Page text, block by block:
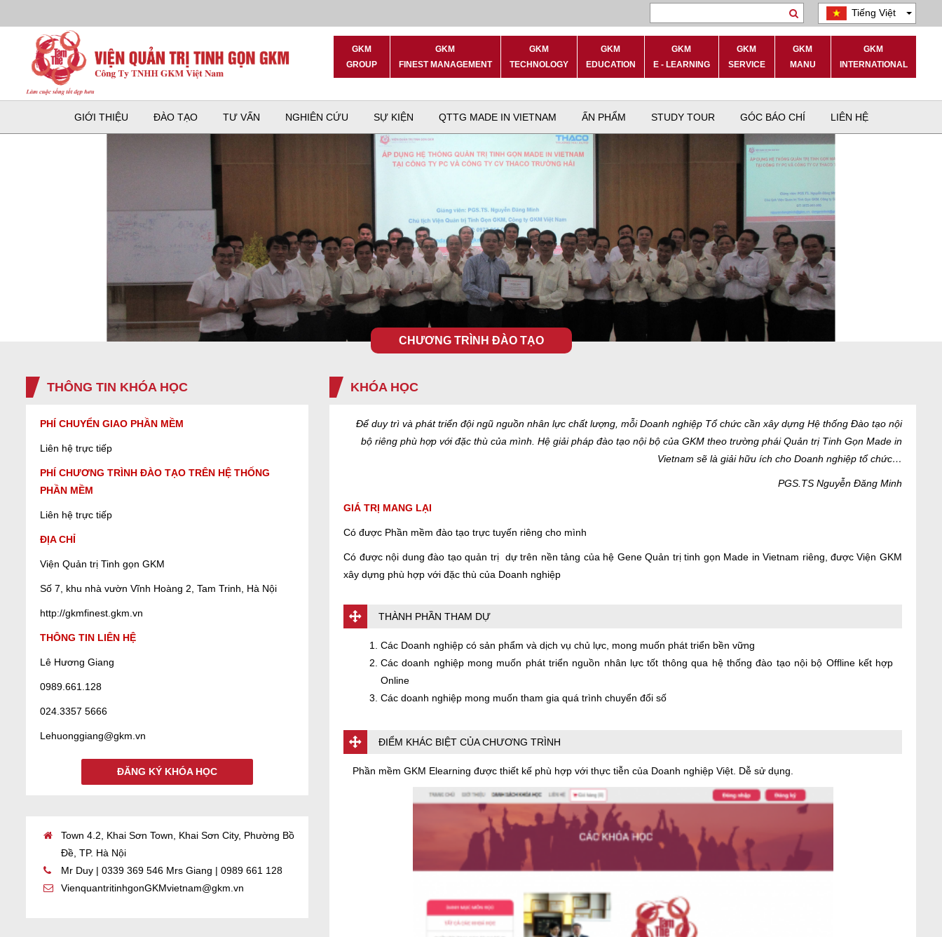
Tiếng Việt
GKM
GROUP
GKM
FINEST MANAGEMENT
GKM
TECHNOLOGY
GKM
EDUCATION
GKM
E - LEARNING
GKM
SERVICE
GKM
MANU
GKM
INTERNATIONAL
GIỚI THIỆU ĐÀO TẠO TƯ VẤN NGHIÊN CỨU SỰ KIỆN QTTG MADE IN VIETNAM ẤN PHẨM STUDY TOUR GÓC BÁO CHÍ LIÊN HỆ
CHƯƠNG TRÌNH ĐÀO TẠO
THÔNG TIN KHÓA HỌC
PHÍ CHUYỂN GIAO PHẦN MỀM
Liên hệ trực tiếp
PHÍ CHƯƠNG TRÌNH ĐÀO TẠO TRÊN HỆ THỐNG
PHẦN MỀM
Liên hệ trực tiếp
ĐỊA CHỈ
Viện Quản trị Tinh gọn GKM
Số 7, khu nhà vườn Vĩnh Hoàng 2, Tam Trinh, Hà Nội
http://gkmfinest.gkm.vn
THÔNG TIN LIÊN HỆ
Lê Hương Giang
0989.661.128
024.3357 5666
Lehuonggiang@gkm.vn
ĐĂNG KÝ KHÓA HỌC
Town 4.2, Khai Sơn Town, Khai Sơn City, Phường Bồ
Đề, TP. Hà Nội
Mr Duy | 0339 369 546 Mrs Giang | 0989 661 128
VienquantritinhgonGKMvietnam@gkm.vn
KHÓA HỌC
Để duy trì và phát triển đội ngũ nguồn nhân lực chất lượng, mỗi Doanh nghiệpTổchức cần xây dựngHệ thống Đào tạo nội
bộ riêng phù hợp với đặc thù của mình . Hệ giải pháp đào tạo nội bộ của GKM theo trường pháiQuản trị Tinh GọnMade in
Vietnam sẽ là giải hữu ích cho Doanh nghiệptổchức…
PGS.TS Nguyễn ĐăngMinh
GIÁ TRỊ MANG LẠI
Có được Phần mềm đào tạo trực tuyến riêng cho mình
Có được nội dung đào tạo quản trị dự trên nền tảng của hệ Gene Quản trị tinh gọn Made in Vietnam riêng, được Viện GKM
xây dựng phù hợp với đặc thù của Doanh nghiệp
THÀNH PHẦN THAM DỰ
Các Doanh nghiệp có sản phẩm và dịch vụ chủ lực, mong muốn phát triển bền vững
Các doanh nghiệp mong muốn phát triển nguồn nhân lực tốt thông qua hệ thống đào tạo nội bộ Offline kết hợp
Online
Các doanh nghiệp mong muốn tham gia quá trình chuyển đổi số
ĐIỂM KHÁC BIỆT CỦA CHƯƠNG TRÌNH
Phần mềm GKM Elearning được thiết kế phù hợp với thực tiễn của Doanh nghiệp Việt. Dễ sử dụng.